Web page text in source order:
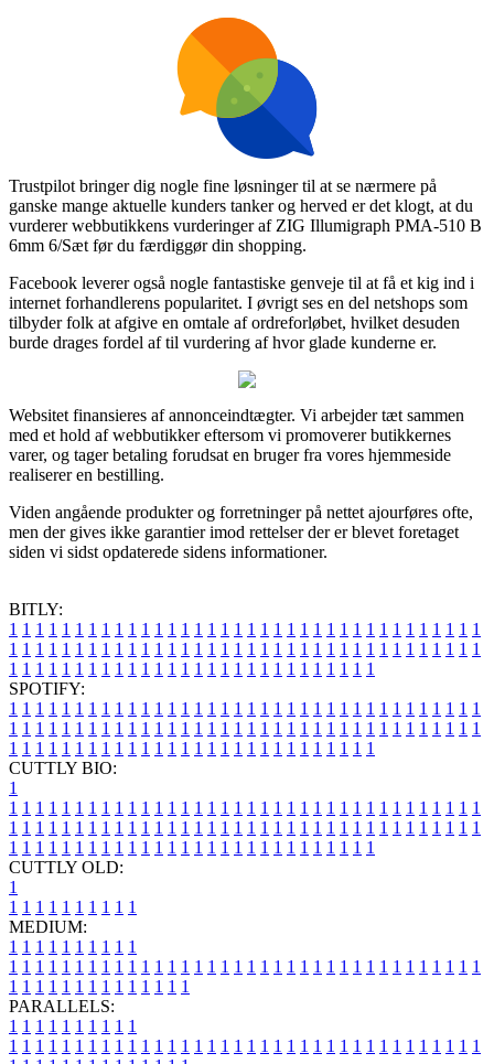
Trustpilot bringer dig nogle fine løsninger til at se nærmere på
ganske mange aktuelle kunders tanker og herved er det klogt, at du
vurderer webbutikkens vurderinger af ZIG Illumigraph PMA-510 B
6mm 6/Sæt før du færdiggør din shopping.
Facebook leverer også nogle fantastiske genveje til at få et kig ind i
internet forhandlerens popularitet. I øvrigt ses en del netshops som
tilbyder folk at afgive en omtale af ordreforløbet, hvilket desuden
burde drages fordel af til vurdering af hvor glade kunderne er.
Websitet finansieres af annonceindtægter. Vi arbejder tæt sammen
med et hold af webbutikker eftersom vi promoverer butikkernes
varer, og tager betaling forudsat en bruger fra vores hjemmeside
realiserer en bestilling.
Viden angående produkter og forretninger på nettet ajourføres ofte,
men der gives ikke garantier imod rettelser der er blevet foretaget
siden vi sidst opdaterede sidens informationer.
BITLY:
1 1 1 1 1 1 1 1 1 1 1 1 1 1 1 1 1 1 1 1 1 1 1 1 1 1 1 1 1 1 1 1 1 1 1 1
1 1 1 1 1 1 1 1 1 1 1 1 1 1 1 1 1 1 1 1 1 1 1 1 1 1 1 1 1 1 1 1 1 1 1 1
1 1 1 1 1 1 1 1 1 1 1 1 1 1 1 1 1 1 1 1 1 1 1 1 1 1 1 1
SPOTIFY:
1 1 1 1 1 1 1 1 1 1 1 1 1 1 1 1 1 1 1 1 1 1 1 1 1 1 1 1 1 1 1 1 1 1 1 1
1 1 1 1 1 1 1 1 1 1 1 1 1 1 1 1 1 1 1 1 1 1 1 1 1 1 1 1 1 1 1 1 1 1 1 1
1 1 1 1 1 1 1 1 1 1 1 1 1 1 1 1 1 1 1 1 1 1 1 1 1 1 1 1
CUTTLY BIO:
1
1 1 1 1 1 1 1 1 1 1 1 1 1 1 1 1 1 1 1 1 1 1 1 1 1 1 1 1 1 1 1 1 1 1 1 1
1 1 1 1 1 1 1 1 1 1 1 1 1 1 1 1 1 1 1 1 1 1 1 1 1 1 1 1 1 1 1 1 1 1 1 1
1 1 1 1 1 1 1 1 1 1 1 1 1 1 1 1 1 1 1 1 1 1 1 1 1 1 1 1
CUTTLY OLD:
1
1 1 1 1 1 1 1 1 1 1
MEDIUM:
1 1 1 1 1 1 1 1 1 1
1 1 1 1 1 1 1 1 1 1 1 1 1 1 1 1 1 1 1 1 1 1 1 1 1 1 1 1 1 1 1 1 1 1 1 1
1 1 1 1 1 1 1 1 1 1 1 1 1 1
PARALLELS:
1 1 1 1 1 1 1 1 1 1
1 1 1 1 1 1 1 1 1 1 1 1 1 1 1 1 1 1 1 1 1 1 1 1 1 1 1 1 1 1 1 1 1 1 1 1